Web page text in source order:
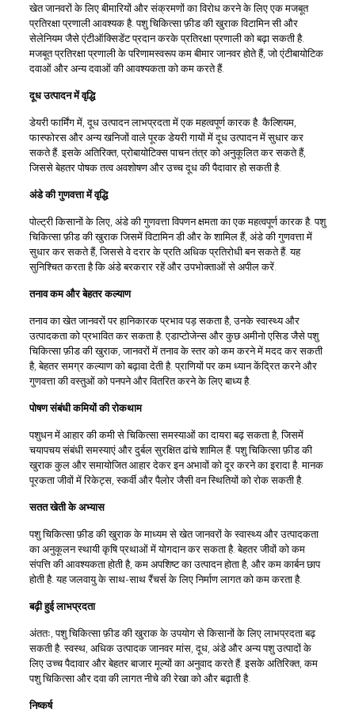
खेत जानवरों के लिए बीमारियों और संक्रमणों का विरोध करने के लिए एक मजबूत
प्रतिरक्षा प्रणाली आवश्यक है. पशु चिकित्सा फ़ीड की खुराक विटामिन सी और
सेलेनियम जैसे एंटीऑक्सिडेंट प्रदान करके प्रतिरक्षा प्रणाली को बढ़ा सकती है.
मजबूत प्रतिरक्षा प्रणाली के परिणामस्वरूप कम बीमार जानवर होते हैं, जो एंटीबायोटिक
दवाओं और अन्य दवाओं की आवश्यकता को कम करते हैं.
दूध उत्पादन में वृद्धि
डेयरी फार्मिंग में, दूध उत्पादन लाभप्रदता में एक महत्वपूर्ण कारक है. कैल्शियम,
फास्फोरस और अन्य खनिजों वाले पूरक डेयरी गायों में दूध उत्पादन में सुधार कर
सकते हैं. इसके अतिरिक्त, प्रोबायोटिक्स पाचन तंत्र को अनुकूलित कर सकते हैं,
जिससे बेहतर पोषक तत्व अवशोषण और उच्च दूध की पैदावार हो सकती है.
अंडे की गुणवत्ता में वृद्धि
पोल्ट्री किसानों के लिए, अंडे की गुणवत्ता विपणन क्षमता का एक महत्वपूर्ण कारक है. पशु
चिकित्सा फ़ीड की खुराक जिसमें विटामिन डी और के शामिल हैं, अंडे की गुणवत्ता में
सुधार कर सकते हैं, जिससे वे दरार के प्रति अधिक प्रतिरोधी बन सकते हैं. यह
सुनिश्चित करता है कि अंडे बरकरार रहें और उपभोक्ताओं से अपील करें.
तनाव कम और बेहतर कल्याण
तनाव का खेत जानवरों पर हानिकारक प्रभाव पड़ सकता है, उनके स्वास्थ्य और
उत्पादकता को प्रभावित कर सकता है. एडाप्टोजेन्स और कुछ अमीनो एसिड जैसे पशु
चिकित्सा फ़ीड की खुराक, जानवरों में तनाव के स्तर को कम करने में मदद कर सकती
है, बेहतर समग्र कल्याण को बढ़ावा देती है. प्राणियों पर कम ध्यान केंद्रित करने और
गुणवत्ता की वस्तुओं को पनपने और वितरित करने के लिए बाध्य है.
पोषण संबंधी कमियों की रोकथाम
पशुधन में आहार की कमी से चिकित्सा समस्याओं का दायरा बढ़ सकता है, जिसमें
चयापचय संबंधी समस्याएं और दुर्बल सुरक्षित ढांचे शामिल हैं. पशु चिकित्सा फ़ीड की
खुराक कुल और समायोजित आहार देकर इन अभावों को दूर करने का इरादा है. मानक
पूरकता जीवों में रिकेट्स, स्कर्वी और पैलोर जैसी वन स्थितियों को रोक सकती है.
सतत खेती के अभ्यास
पशु चिकित्सा फ़ीड की खुराक के माध्यम से खेत जानवरों के स्वास्थ्य और उत्पादकता
का अनुकूलन स्थायी कृषि प्रथाओं में योगदान कर सकता है. बेहतर जीवों को कम
संपत्ति की आवश्यकता होती है, कम अपशिष्ट का उत्पादन होता है, और कम कार्बन छाप
होती है. यह जलवायु के साथ-साथ रैंचर्स के लिए निर्माण लागत को कम करता है.
बढ़ी हुई लाभप्रदता
अंततः, पशु चिकित्सा फ़ीड की खुराक के उपयोग से किसानों के लिए लाभप्रदता बढ़
सकती है. स्वस्थ, अधिक उत्पादक जानवर मांस, दूध, अंडे और अन्य पशु उत्पादों के
लिए उच्च पैदावार और बेहतर बाजार मूल्यों का अनुवाद करते हैं. इसके अतिरिक्त, कम
पशु चिकित्सा और दवा की लागत नीचे की रेखा को और बढ़ाती है.
निष्कर्ष